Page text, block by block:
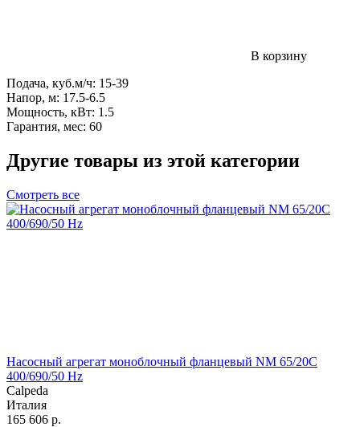
В корзину
Подача, куб.м/ч: 15-39
Напор, м: 17.5-6.5
Мощность, кВт: 1.5
Гарантия, мес: 60
Другие товары из этой категории
Смотреть все
Насосный агрегат моноблочный фланцевый NM 65/20C
400/690/50 Hz
Calpeda
Италия
165 606 р.